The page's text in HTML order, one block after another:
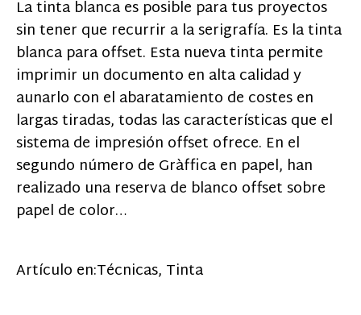
La tinta blanca es posible para tus proyectos
sin tener que recurrir a la serigrafía. Es la tinta
blanca para offset. Esta nueva tinta permite
imprimir un documento en alta calidad y
aunarlo con el abaratamiento de costes en
largas tiradas, todas las características que el
sistema de impresión offset ofrece. En el
segundo número de Gràffica en papel, han
realizado una reserva de blanco offset sobre
papel de color…
Artículo en:Técnicas, Tinta